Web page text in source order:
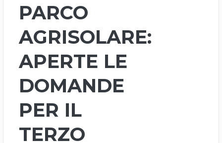
PARCO
AGRISOLARE:
APERTE LE
DOMANDE
PER IL
TERZO